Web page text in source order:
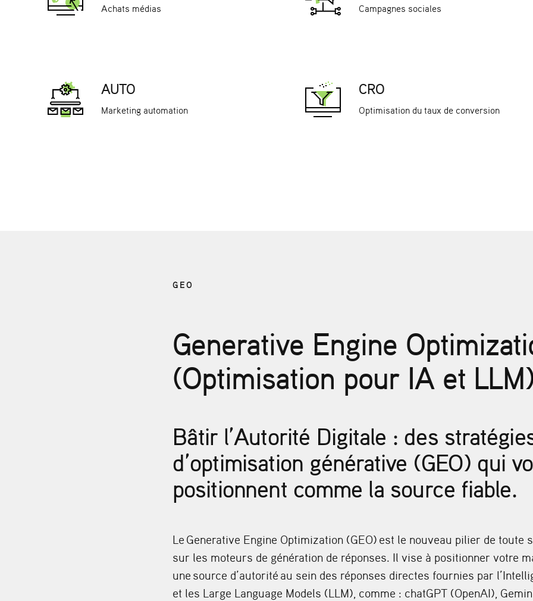
Achats médias Campagnes sociales
AUTO
Marketing automation
CRO
Optimisation du taux de conversion
GEO
Generative Engine
(Optimisation pour IA et
Bâtir l’Autorité Digitale : des
d’optimisation générative (GEO) qui
positionnent comme la source fiable.
Le Generative Engine Optimization (GEO) est le nouveau pilier de toute
sur les moteurs de génération de réponses. Il vise à positionner votre
une source d’autorité au sein des réponses directes fournies par
et les Large Language Models (LLM), comme : chatGPT (OpenAI),